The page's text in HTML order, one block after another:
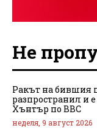
Не
Ракът на бившия
разпространил и
Хънтър по BBC
неделя, 9 август 2026